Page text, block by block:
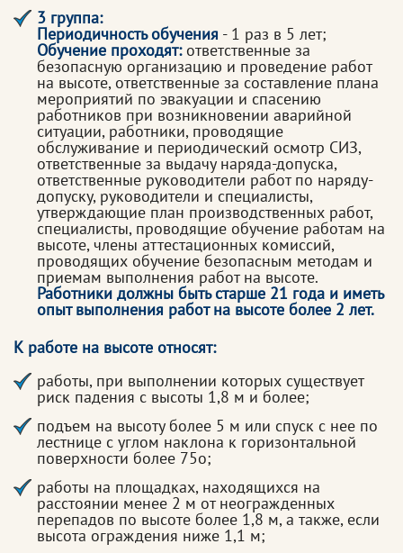
3 группа:
Периодичность обучения - 1 раз в 5 лет;
Обучение проходят:ответственные за
безопасную организацию и проведение работ
на высоте, ответственные за составление плана
мероприятий по эвакуации и спасению
работников при возникновении аварийной
ситуации, работники, проводящие
обслуживание и периодический осмотр СИЗ,
ответственные за выдачу наряда-допуска,
ответственные руководители работ по наряду-
допуску, руководители и специалисты,
утверждающие план производственных работ,
специалисты, проводящие обучение работам на
высоте, члены аттестационных комиссий,
проводящих обучение безопасным методам и
приемам выполнения работ на высоте.
Работники должны быть старше 21 года и иметь
опыт выполнения работ на высоте более 2 лет.
К работе на высоте относят:
работы, при выполнении которых существует
риск падения с высоты 1,8 м и более;
подъем на высоту более 5 м или спуск с нее по
лестнице с углом наклона к горизонтальной
поверхности более 75о;
работы на площадках, находящихся на
расстоянии менее 2 м от неогражденных
перепадов по высоте более 1,8 м, а также, если
высота ограждения ниже 1,1 м;